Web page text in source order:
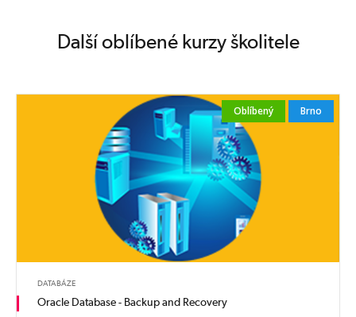
Další oblíbené kurzy školitele
Oblíbený Brno
DATABÁZE
Oracle Database - Backup and Recovery